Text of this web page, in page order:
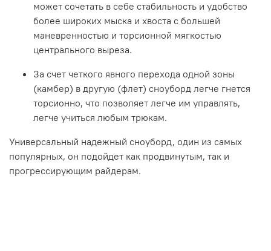
может сочетать в себе стабильность и удобство
более широких мыска и хвоста с большей
маневренностью и торсионной мягкостью
центрального выреза.
За счет четкого явного перехода одной зоны
(камбер) в другую (флет) сноуборд легче гнется
торсионно, что позволяет легче им управлять,
легче учиться любым трюкам.
Универсальный надежный сноуборд, один из самых
популярных, он подойдет как продвинутым, так и
прогрессирующим райдерам.